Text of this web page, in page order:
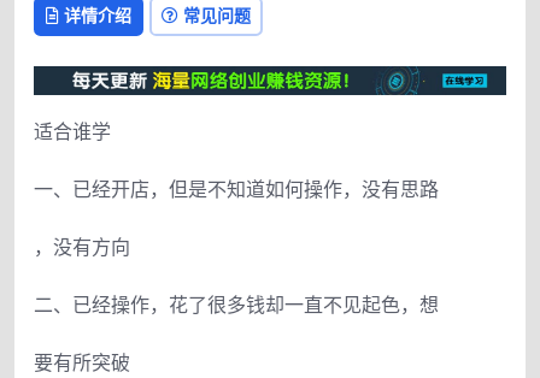
详情介绍 常见问题
适合谁学
一、已经开店，但是不知道如何操作，没有思路
，没有方向
二、已经操作，花了很多钱却一直不见起色，想
要有所突破